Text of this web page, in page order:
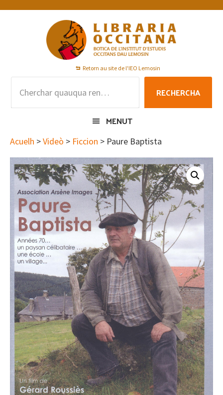
Skip
Skip
Skip
Retorn au site de l'IEO Lemosin
RECHERCHA
MENUT
Acuelh >Videò > Ficcion > Paure Baptista